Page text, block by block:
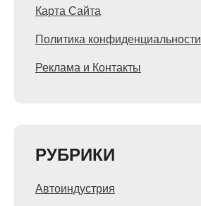
Карта Сайта
Политика конфиденциальности
Реклама и Контакты
РУБРИКИ
Автоиндустрия